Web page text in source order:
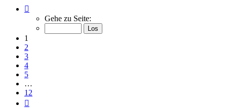
von
Gehe zu Seite:
1
2
3
4
5
…
12